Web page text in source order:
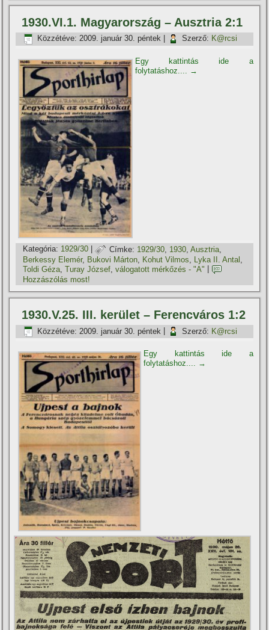
1930.VI.1. Magyarország – Ausztria 2:1
Közzétéve: 2009. január 30. péntek Szerző: K@rcsi
Egy kattintás ide a
folytatáshoz....
→
Kategória: 1929/30 | Címke: 1929/30 1930 ,Ausztria
Berkessy Elemér, Bukovi Márton, Kohut Vilmos, Lyka II. Antal ,
Toldi Géza ,Turay József ,válogatott mérkőzés - "A"
Hozzászólás most!
1930.V.25. III. kerület – Ferencváros 1:2
Közzétéve: 2009. január 30. péntek Szerző: K@rcsi
Egy kattintás ide a
folytatáshoz.... →